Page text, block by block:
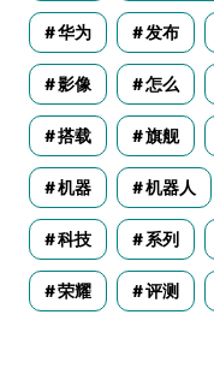
华为 发布
影像 怎么
搭载 旗舰
机器 机器人
科技 系列
荣耀 评测